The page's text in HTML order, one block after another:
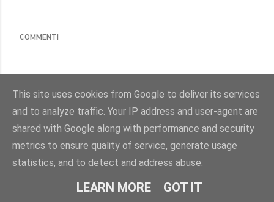
COMMENTI
This site uses cookies from Google to deliver its services
and to analyze traffic. Your IP address and user-agent are
shared with Google along with performance and security
metrics to ensure quality of service, generate usage
statistics, and to detect and address abuse.
LEARN MORE GOT IT